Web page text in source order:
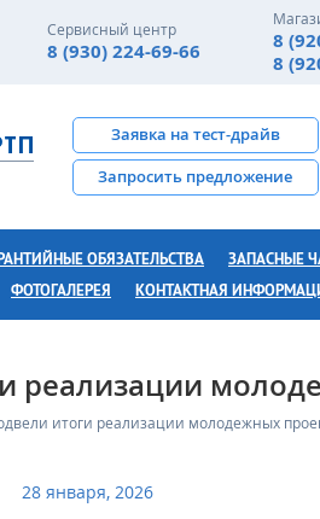
Сервисный центр
8 (930) 224-69-66
8
8
Заявка на тест-драйв
Запросить предложение
ОБЯЗАТЕЛЬСТВА
ЗАПАСНЫЕ
ФОТОГАЛЕРЕЯ КОНТАКТНАЯ
реализации
итоги реализации молодежных
28 января, 2026